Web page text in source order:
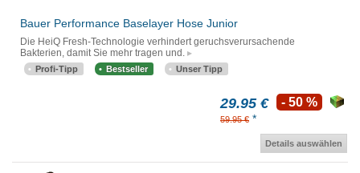
Bauer Performance Baselayer Hose Junior
Die HeiQ Fresh-Technologie verhindert geruchsverursachende
Bakterien, damit Sie mehr tragen und.
Profi-Tipp Bestseller Unser Tipp
29.95 €
59.95 € *
- 50 %
Details auswählen